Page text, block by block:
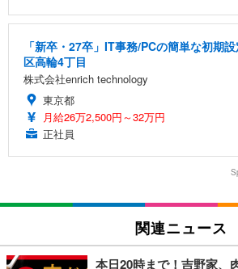
「新卒・27卒」IT事務/PCの簡単な初期
区高輪4丁目
株式会社enrich technology
東京都
月給26万2,500円～32万円
正社員
関連ニュース
本日20時まで！吉野家、